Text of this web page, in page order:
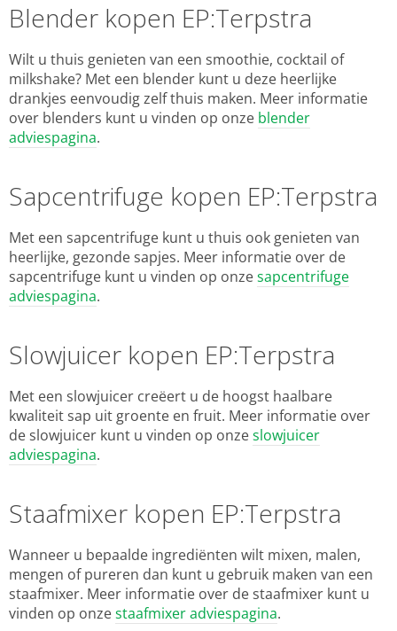
Blender kopen EP:Terpstra
Wilt u thuis genieten van een smoothie, cocktail of
milkshake? Met een blender kunt u deze heerlijke
drankjes eenvoudig zelf thuis maken. Meer informatie
over blenders kunt u vinden op onze blender
adviespagina.
Sapcentrifuge kopen EP:Terpstra
Met een sapcentrifuge kunt u thuis ook genieten van
heerlijke, gezonde sapjes. Meer informatie over de
sapcentrifuge kunt u vinden op onzesapcentrifuge
adviespagina.
Slowjuicer kopen EP:Terpstra
Met een slowjuicer creëert u de hoogst haalbare
kwaliteit sap uit groente en fruit. Meer informatie over
de slowjuicer kunt u vinden op onzeslowjuicer
adviespagina.
Staafmixer kopen EP:Terpstra
Wanneer u bepaalde ingrediënten wilt mixen, malen,
mengen of pureren dan kunt u gebruik maken van een
staafmixer. Meer informatie over de staafmixer kunt u
vinden op onzestaafmixer adviespagina.